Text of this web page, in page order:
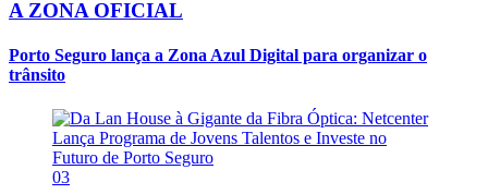
A ZONA OFICIAL
Porto Seguro lança a Zona Azul Digital para organizar o
trânsito
03